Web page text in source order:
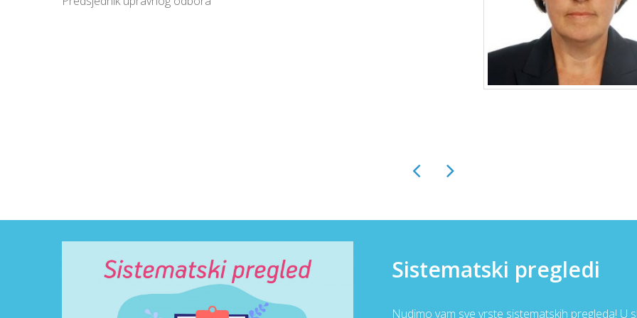
Prev
Sistematski pregledi
Nudimo vam sve vrste sistematskih pregleda! U